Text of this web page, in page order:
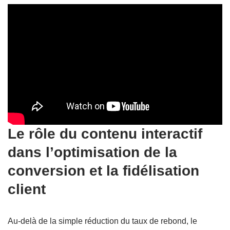
Le rôle du contenu interactif
dans l’optimisation de la
conversion et la fidélisation
client
Au-delà de la simple réduction du taux de rebond, le